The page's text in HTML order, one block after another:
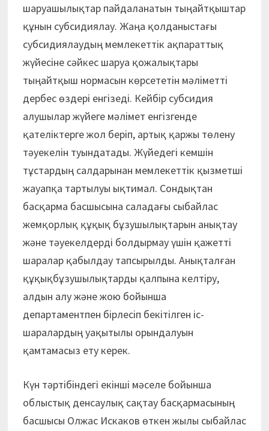
шаруашылықтар пайдаланатын тыңайтқыштар
құнын субсидиялау. Жаңа қолданыстағы
субсидиялаудың мемлекеттік ақпараттық
жүйесіне сәйкес шаруа қожалықтары
тыңайтқыш нормасын көрсететін мәліметті
дербес өздері енгізеді. Кейбір субсидия
алушылар жүйеге мәлімет енгізгенде
қателіктерге жол беріп, артық қаржы төлену
тәуекелін туындатады. Жүйедегі кемшін
тұстардың салдарынан мемлекеттік қызметші
жауапқа тартылуы ықтимал. Сондықтан
басқарма басшысына саладағы сыбайлас
жемқорлық құқық бұзушылықтарын анықтау
және тәуекелдерді болдырмау үшін қажетті
шаралар қабылдау тапсырылды. Анықталған
құқықбұзушылықтарды қалпына келтіру,
алдын алу және жою бойынша
департаментпен бірлесіп бекітілген іс-
шаралардың уақытылы орындалуын
қамтамасыз ету керек.
Күн тәртібіндегі екінші мәселе бойынша
облыстық денсаулық сақтау басқармасының
басшысы Олжас Искаков өткен жылы сыбайлас